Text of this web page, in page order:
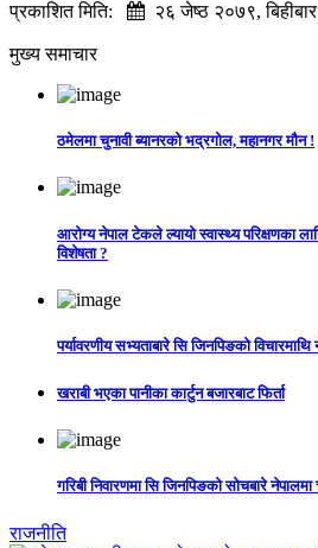
प्रकाशित मिति:
२६ जेष्ठ २०७९,
मुख्य समाचार
ठमेलमा चुनावी ब्यानरको भद्रगोल, महानगर मौन !
आरोग्य नेपाल टेकले ल्यायो स्वास्थ्य परिक्षणका
विशेषता ?
पर्यावरणीय सभ्यताबारे सि जिनपिङको
खराबी भएका पानीका कार्टुन बजारबाट फिर्ता
गरिबी निवारणमा सि जिनपिङको सोचबारे नेपालमा
राजनीति